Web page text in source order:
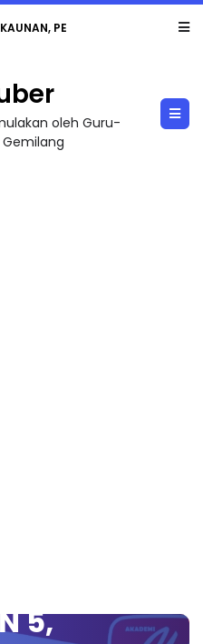
TRIAL OLEH CIKGU WAN...
oleh Guru-
5,